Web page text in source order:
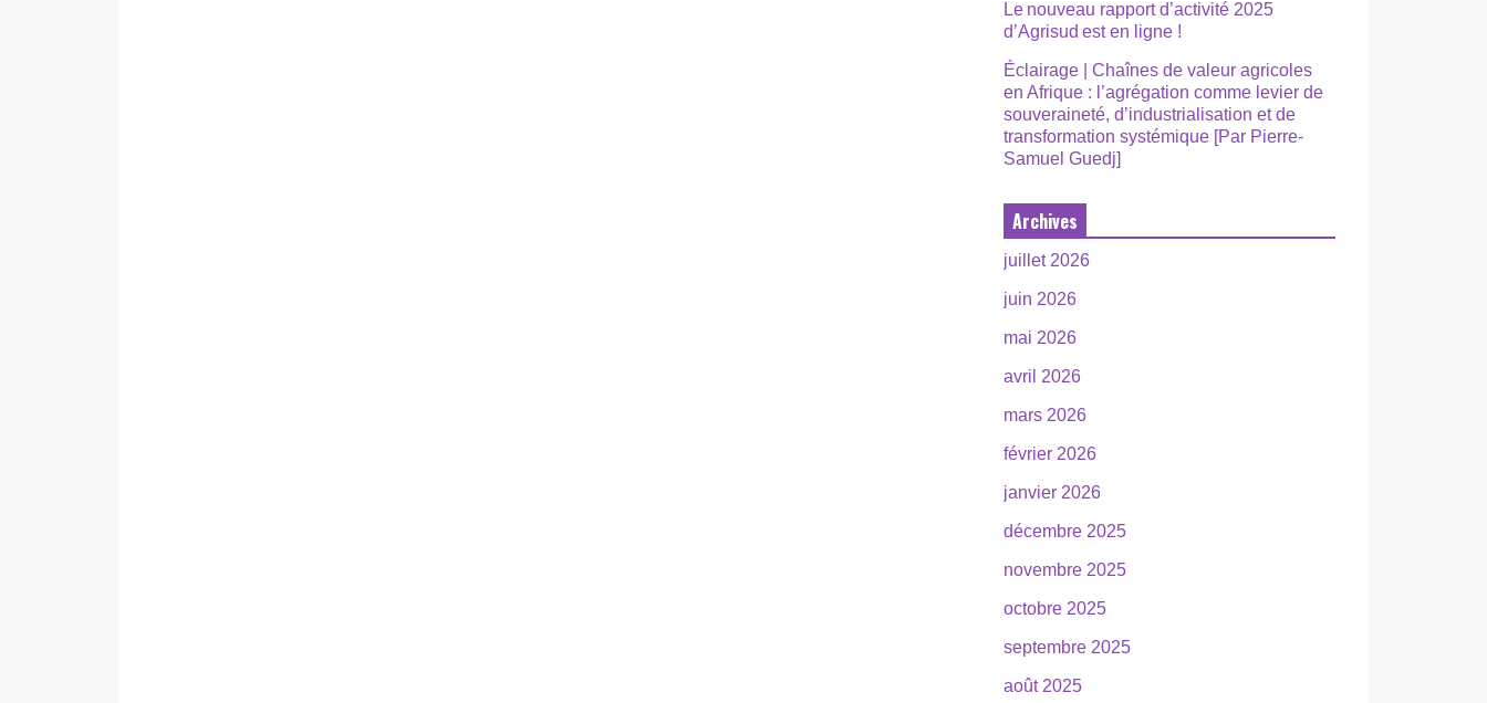
Le nouveau rapport d’activité 2025
d’Agrisud est en ligne !
Éclairage | Chaînes de valeur agricoles
en Afrique : l’agrégation comme levier de
souveraineté, d’industrialisation et de
transformation systémique [Par Pierre-
Samuel Guedj]
Archives
juillet 2026
juin 2026
mai 2026
avril 2026
mars 2026
février 2026
janvier 2026
décembre 2025
novembre 2025
octobre 2025
septembre 2025
août 2025